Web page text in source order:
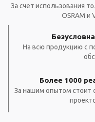
За счет использования
OSRAM и
На всю продукцию с
Более 1000
За нашим опытом стоит